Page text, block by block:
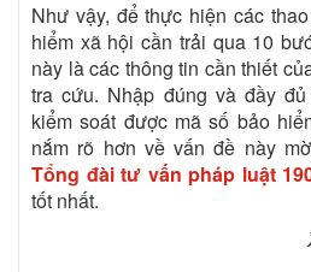
Như vậy, để thực hiện các
hiểm xã hội cần trải qua 10
này là các thông tin cần thiết
tra cứu. Nhập đúng và đầy
kiểm soát được mã số bảo
nắm rõ hơn về vấn đề này
Tổng đài tư vấn pháp luật
tốt nhất.